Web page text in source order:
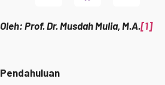
Oleh: Prof. Dr. Musdah Mulia, M.A.[1]
Pendahuluan